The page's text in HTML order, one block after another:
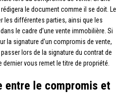
le document comme il se doit. Le
les différentes parties, ainsi que les
le cadre d’une vente immobilière. Si
la signature d’un compromis de vente,
lors de la signature du contrat de
vous remet le titre de propriété.
entre le compromis et